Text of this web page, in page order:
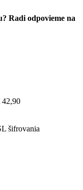
Radi odpovieme na
42,90
šifrovania